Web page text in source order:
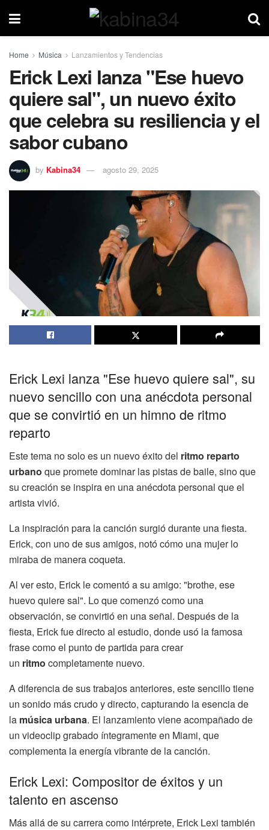
Home Música Lanzamientos y Tendencias
Erick Lexi lanza "Ese huevo
quiere sal", un nuevo éxito
que celebra su resiliencia y el
sabor cubano
by Kabina34 agosto 29, 2025
Erick Lexi lanza "Ese huevo quiere sal", su
nuevo sencillo con una anécdota personal
que se convirtió en un himno de ritmo
reparto
Este tema no solo es un nuevo éxito del ritmo reparto
urbano que promete dominar las pistas de baile, sino que
su creación se inspira en una anécdota personal que el
artista vivió.
La inspiración para la canción surgió durante una fiesta.
Erick, con uno de sus amigos, notó cómo una mujer lo
miraba de manera coqueta.
Al ver esto, Erick le comentó a su amigo: "brothe, ese
huevo quiere sal". Lo que comenzó como una
observación, se convirtió en una señal. Después de la
fiesta, Erick fue directo al estudio, donde usó la famosa
frase como el punto de partida para crear
un ritmo completamente nuevo.
A diferencia de sus trabajos anteriores, este sencillo tiene
un sonido más crudo y directo, capturando la esencia de
la música urbana. El lanzamiento viene acompañado de
un videoclip grabado íntegramente en Miami, que
complementa la energía vibrante de la canción.
Erick Lexi: Compositor de éxitos y un
talento en ascenso
Más allá de su carrera como intérprete, Erick Lexi también